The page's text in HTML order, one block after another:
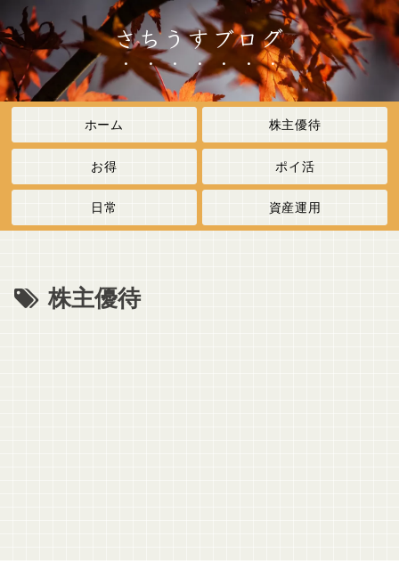
さちうすブログ
ホーム 株主優待
お得 ポイ活
日常 資産運用
株主優待